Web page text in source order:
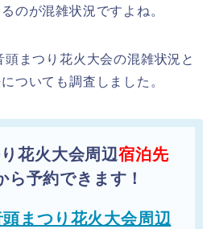
のが混雑状況ですよね。
まつり花火大会の混雑状況と
ついても調査しました。
花火大会周辺宿泊先
ら予約できます！
まつり花火大会周辺